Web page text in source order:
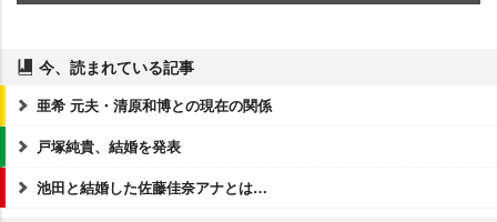
今、読まれている記事
亜希 元夫・清原和博との現在の関係
戸塚純貴、結婚を発表
池田と結婚した佐藤佳奈アナとは…